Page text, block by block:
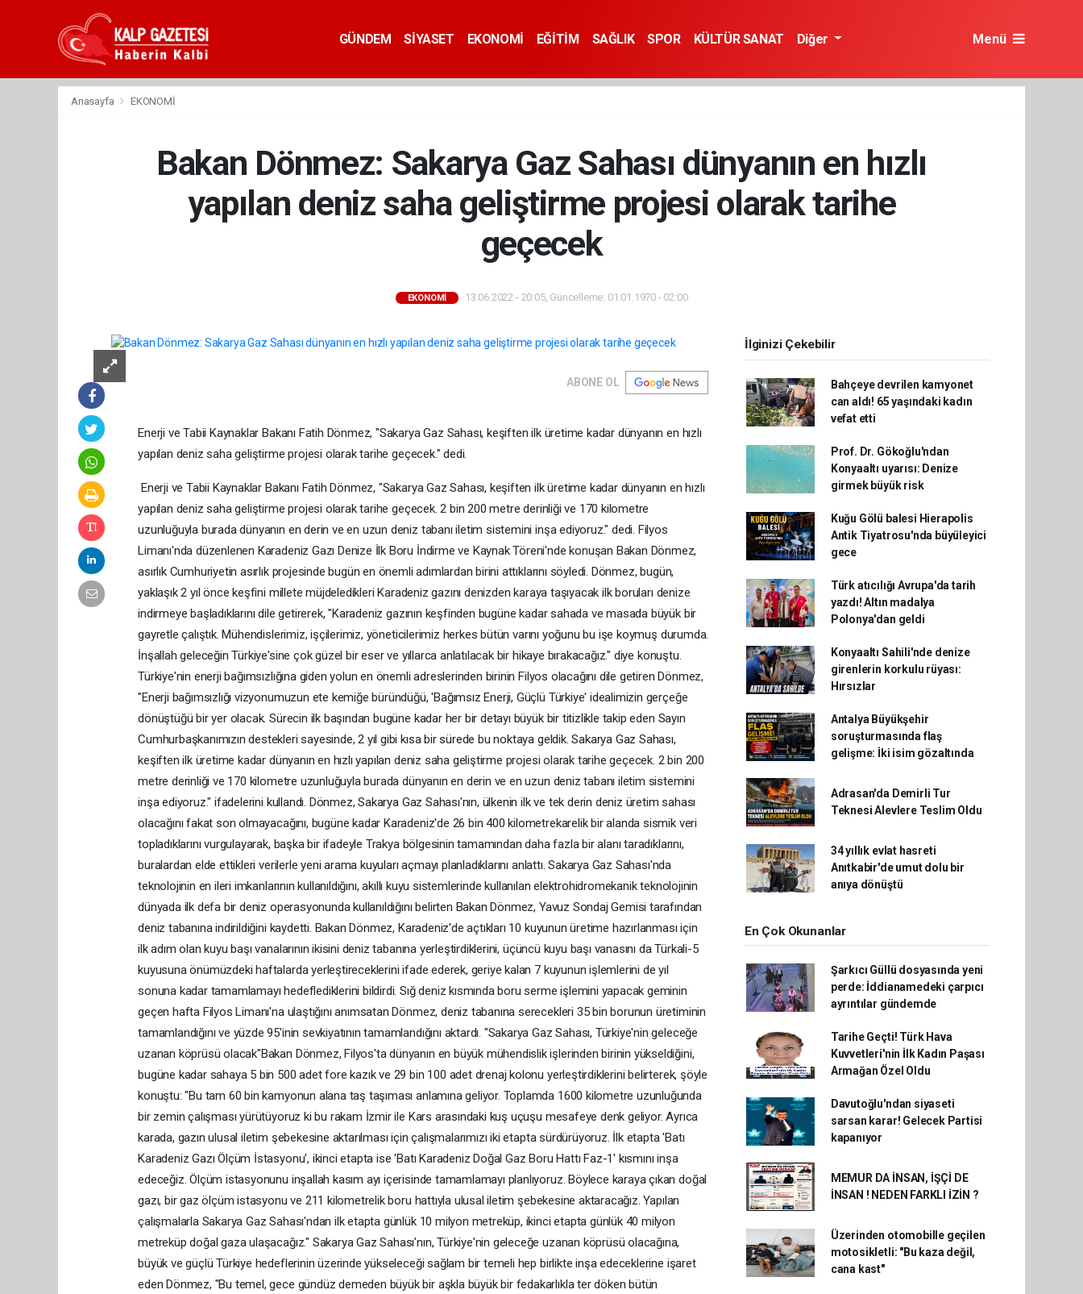
GÜNDEM SİYASET EKONOMİ EĞİTİM SAĞLIK SPOR KÜLTÜR SANAT Diğer Menü
Anasayfa EKONOMİ
Bakan Dönmez: Sakarya Gaz Sahası dünyanın en hızlı
yapılan deniz saha geliştirme projesi olarak tarihe
geçecek
EKONOMİ 13.06.2022 - 20:05, Güncelleme: 01.01.1970 - 02:00
ABONE OL
Enerji ve Tabii Kaynaklar Bakanı Fatih Dönmez, "Sakarya Gaz Sahası, keşiften ilk üretime kadar dünyanın en hızlı
yapılan deniz saha geliştirme projesi olarak tarihe geçecek." dedi.
Enerji ve Tabii Kaynaklar Bakanı Fatih Dönmez, "Sakarya Gaz Sahası, keşiften ilk üretime kadar dünyanın en hızlı
yapılan deniz saha geliştirme projesi olarak tarihe geçecek. 2 bin 200 metre derinliği ve 170 kilometre
uzunluğuyla burada dünyanın en derin ve en uzun deniz tabanı iletim sistemini inşa ediyoruz." dedi. Filyos
Limanı'nda düzenlenen Karadeniz Gazı Denize İlk Boru İndirme ve Kaynak Töreni'nde konuşan Bakan Dönmez,
asırlık Cumhuriyetin asırlık projesinde bugün en önemli adımlardan birini attıklarını söyledi. Dönmez, bugün,
yaklaşık 2 yıl önce keşfini millete müjdeledikleri Karadeniz gazını denizden karaya taşıyacak ilk boruları denize
indirmeye başladıklarını dile getirerek, "Karadeniz gazının keşfinden bugüne kadar sahada ve masada büyük bir
gayretle çalıştık. Mühendislerimiz, işçilerimiz, yöneticilerimiz herkes bütün varını yoğunu bu işe koymuş durumda.
İnşallah geleceğin Türkiye'sine çok güzel bir eser ve yıllarca anlatılacak bir hikaye bırakacağız." diye konuştu.
Türkiye'nin enerji bağımsızlığına giden yolun en önemli adreslerinden birinin Filyos olacağını dile getiren Dönmez,
"Enerji bağımsızlığı vizyonumuzun ete kemiğe büründüğü, 'Bağımsız Enerji, Güçlü Türkiye' idealimizin gerçeğe
dönüştüğü bir yer olacak. Sürecin ilk başından bugüne kadar her bir detayı büyük bir titizlikle takip eden Sayın
Cumhurbaşkanımızın destekleri sayesinde, 2 yıl gibi kısa bir sürede bu noktaya geldik. Sakarya Gaz Sahası,
keşiften ilk üretime kadar dünyanın en hızlı yapılan deniz saha geliştirme projesi olarak tarihe geçecek. 2 bin 200
metre derinliği ve 170 kilometre uzunluğuyla burada dünyanın en derin ve en uzun deniz tabanı iletim sistemini
inşa ediyoruz." ifadelerini kullandı. Dönmez, Sakarya Gaz Sahası'nın, ülkenin ilk ve tek derin deniz üretim sahası
olacağını fakat son olmayacağını, bugüne kadar Karadeniz'de 26 bin 400 kilometrekarelik bir alanda sismik veri
topladıklarını vurgulayarak, başka bir ifadeyle Trakya bölgesinin tamamından daha fazla bir alanı taradıklarını,
buralardan elde ettikleri verilerle yeni arama kuyuları açmayı planladıklarını anlattı. Sakarya Gaz Sahası'nda
teknolojinin en ileri imkanlarının kullanıldığını, akıllı kuyu sistemlerinde kullanılan elektrohidromekanik teknolojinin
dünyada ilk defa bir deniz operasyonunda kullanıldığını belirten Bakan Dönmez, Yavuz Sondaj Gemisi tarafından
deniz tabanına indirildiğini kaydetti. Bakan Dönmez, Karadeniz'de açtıkları 10 kuyunun üretime hazırlanması için
ilk adım olan kuyu başı vanalarının ikisini deniz tabanına yerleştirdiklerini, üçüncü kuyu başı vanasını da Türkali-5
kuyusuna önümüzdeki haftalarda yerleştireceklerini ifade ederek, geriye kalan 7 kuyunun işlemlerini de yıl
sonuna kadar tamamlamayı hedeflediklerini bildirdi. Sığ deniz kısmında boru serme işlemini yapacak geminin
geçen hafta Filyos Limanı'na ulaştığını anımsatan Dönmez, deniz tabanına serecekleri 35 bin borunun üretiminin
tamamlandığını ve yüzde 95'inin sevkiyatının tamamlandığını aktardı. "Sakarya Gaz Sahası, Türkiye'nin geleceğe
uzanan köprüsü olacak"Bakan Dönmez, Filyos'ta dünyanın en büyük mühendislik işlerinden birinin yükseldiğini,
bugüne kadar sahaya 5 bin 500 adet fore kazık ve 29 bin 100 adet drenaj kolonu yerleştirdiklerini belirterek, şöyle
konuştu: "Bu tam 60 bin kamyonun alana taş taşıması anlamına geliyor. Toplamda 1600 kilometre uzunluğunda
bir zemin çalışması yürütüyoruz ki bu rakam İzmir ile Kars arasındaki kuş uçuşu mesafeye denk geliyor. Ayrıca
karada, gazın ulusal iletim şebekesine aktarılması için çalışmalarımızı iki etapta sürdürüyoruz. İlk etapta 'Batı
Karadeniz Gazı Ölçüm İstasyonu', ikinci etapta ise 'Batı Karadeniz Doğal Gaz Boru Hattı Faz-1' kısmını inşa
edeceğiz. Ölçüm istasyonunu inşallah kasım ayı içerisinde tamamlamayı planlıyoruz. Böylece karaya çıkan doğal
gazı, bir gaz ölçüm istasyonu ve 211 kilometrelik boru hattıyla ulusal iletim şebekesine aktaracağız. Yapılan
çalışmalarla Sakarya Gaz Sahası'ndan ilk etapta günlük 10 milyon metreküp, ikinci etapta günlük 40 milyon
metreküp doğal gaza ulaşacağız." Sakarya Gaz Sahası'nın, Türkiye'nin geleceğe uzanan köprüsü olacağına,
büyük ve güçlü Türkiye hedeflerinin üzerinde yükseleceği sağlam bir temeli hep birlikte inşa edeceklerine işaret
eden Dönmez, "Bu temel, gece gündüz demeden büyük bir aşkla büyük bir fedakarlıkla ter döken bütün
İlginizi Çekebilir
Bahçeye devrilen kamyonet
can aldı! 65 yaşındaki kadın
vefat etti
Prof. Dr. Gökoğlu'ndan
Konyaaltı uyarısı: Denize
girmek büyük risk
Kuğu Gölü balesi Hierapolis
Antik Tiyatrosu'nda büyüleyici
gece
Türk atıcılığı Avrupa'da tarih
yazdı! Altın madalya
Polonya'dan geldi
Konyaaltı Sahili'nde denize
girenlerin korkulu rüyası:
Hırsızlar
Antalya Büyükşehir
soruşturmasında flaş
gelişme: İki isim gözaltında
Adrasan'da Demirli Tur
Teknesi Alevlere Teslim Oldu
34 yıllık evlat hasreti
Anıtkabir'de umut dolu bir
anıya dönüştü
En Çok Okunanlar
Şarkıcı Güllü dosyasında yeni
perde: İddianamedeki çarpıcı
ayrıntılar gündemde
Tarihe Geçti! Türk Hava
Kuvvetleri'nin İlk Kadın Paşası
Armağan Özel Oldu
Davutoğlu'ndan siyaseti
sarsan karar! Gelecek Partisi
kapanıyor
MEMUR DA İNSAN, İŞÇİ DE
İNSAN ! NEDEN FARKLI İZİN ?
Üzerinden otomobille geçilen
motosikletli: "Bu kaza değil,
cana kast"